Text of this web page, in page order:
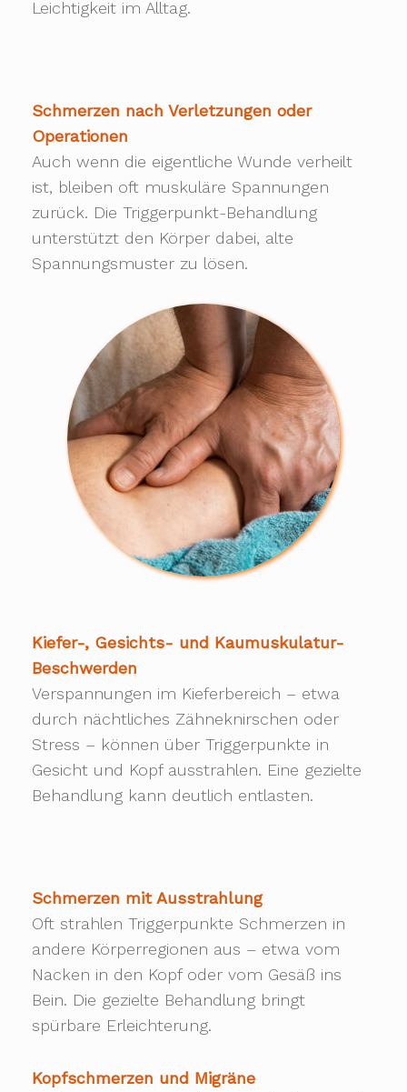
Leichtigkeit im Alltag.
Schmerzen nach Verletzungen oder
Operationen
Auch wenn die eigentliche Wunde verheilt
ist, bleiben oft muskuläre Spannungen
zurück. Die Triggerpunkt-Behandlung
unterstützt den Körper dabei, alte
Spannungsmuster zu lösen.
Kiefer-, Gesichts- und Kaumuskulatur-
Beschwerden
Verspannungen im Kieferbereich – etwa
durch nächtliches Zähneknirschen oder
Stress – können über Triggerpunkte in
Gesicht und Kopf ausstrahlen. Eine gezielte
Behandlung kann deutlich entlasten.
Schmerzen mit Ausstrahlung
Oft strahlen Triggerpunkte Schmerzen in
andere Körperregionen aus – etwa vom
Nacken in den Kopf oder vom Gesäß ins
Bein. Die gezielte Behandlung bringt
spürbare Erleichterung.
Kopfschmerzen und Migräne